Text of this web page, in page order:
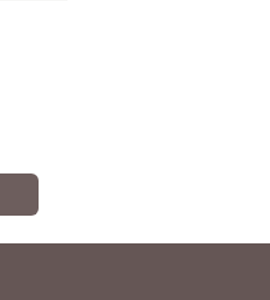
dekoster GmbH